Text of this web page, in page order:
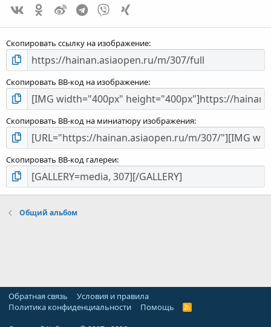
д
Vk
Ok WeiboTelegram
Viber
Скопировать ссылку на изображение
Скопировать BB-код на изображение
Скопировать BB-код на миниатюру изображения
Скопировать BB-код галереи
Общий альбом
Обратная связь
Условия и правила
Политика конфиденциальности
Помощь
R